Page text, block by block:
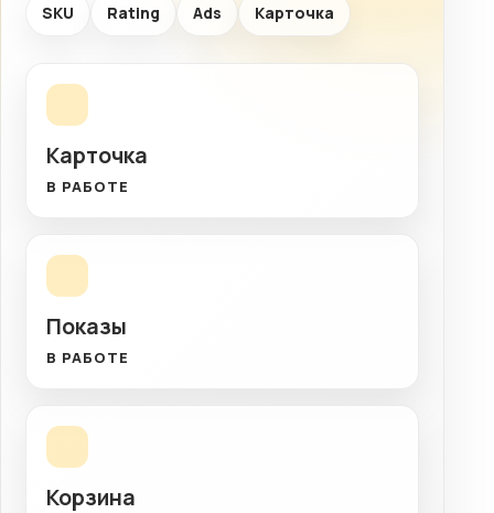
SKU Rating Ads Карточка
Карточка
В РАБОТЕ
Показы
В РАБОТЕ
Корзина